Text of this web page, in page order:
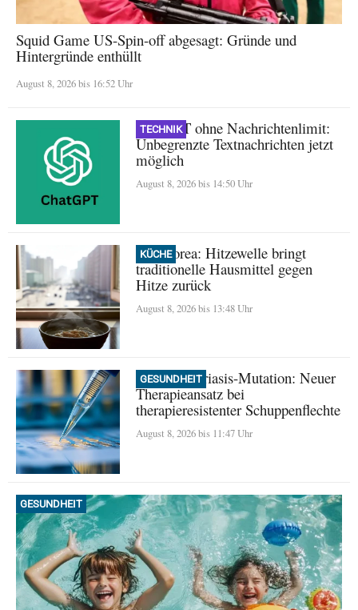
Squid Game US-Spin-off abgesagt: Gründe und
Hintergründe enthüllt
August 8, 2026 bis 16:52 Uhr
TECHNIK
ChatGPT ohne Nachrichtenlimit:
Unbegrenzte Textnachrichten jetzt
möglich
August 8, 2026 bis 14:50 Uhr
KÜCHE
Nordkorea: Hitzewelle bringt
traditionelle Hausmittel gegen
Hitze zurück
August 8, 2026 bis 13:48 Uhr
GESUNDHEIT
Seltene Psoriasis-Mutation: Neuer
Therapieansatz bei
therapieresistenter Schuppenflechte
August 8, 2026 bis 11:47 Uhr
GESUNDHEIT